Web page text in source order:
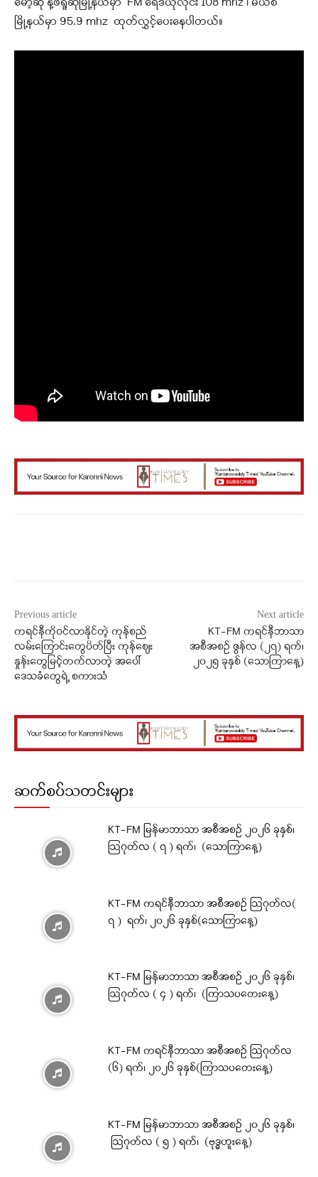
မြို့နယ်မှာ 95.9 mhz ထုတ်လွှင့်ပေးနေပါတယ်။
Previous article
ကရင်နီကိုဝင်လာနိုင်တဲ့ ကုန်စည်
လမ်းကြောင်းတွေပိတ်ပြီး ကုန်စျေး
နှုန်းတွေမြင့်တက်လာတဲ့ အပေါ်
ဒေသခံတွေရဲ့ စကားသံ
Next article
KT-FM ကရင်နီဘာသာ
အစီအစဉ် ဇွန်လ (၂၇) ရက်၊
၂၀၂၅ ခုနှစ် (သောကြာနေ့)
ဆက်စပ်သတင်းများ
KT-FM မြန်မာဘာသာ အစီအစဉ် ၂၀၂၆ ခုနှစ်၊
ဩဂုတ်လ ( ၇ ) ရက်၊ (သောကြာနေ့)
KT-FM ကရင်နီဘာသာ အစီအစဉ် ဩဂုတ်လ(
၇ ) ရက်၊ ၂၀၂၆ ခုနှစ်(သောကြာနေ့)
KT-FM မြန်မာဘာသာ အစီအစဉ် ၂၀၂၆ ခုနှစ်၊
ဩဂုတ်လ ( ၄ ) ရက်၊ (ကြာသပတေးနေ့)
KT-FM ကရင်နီဘာသာ အစီအစဉ် ဩဂုတ်လ
(၆) ရက်၊ ၂၀၂၆ ခုနှစ်(ကြာသပတေးနေ့)
KT-FM မြန်မာဘာသာ အစီအစဉ် ၂၀၂၆ ခုနှစ်၊
ဩဂုတ်လ ( ၅ ) ရက်၊ (ဗုဒ္ဓဟူးနေ့)